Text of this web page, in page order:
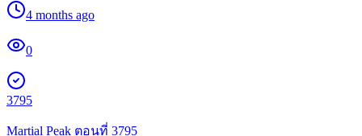
4 months ago
0
3795
Martial Peak ตอนที่ 3795